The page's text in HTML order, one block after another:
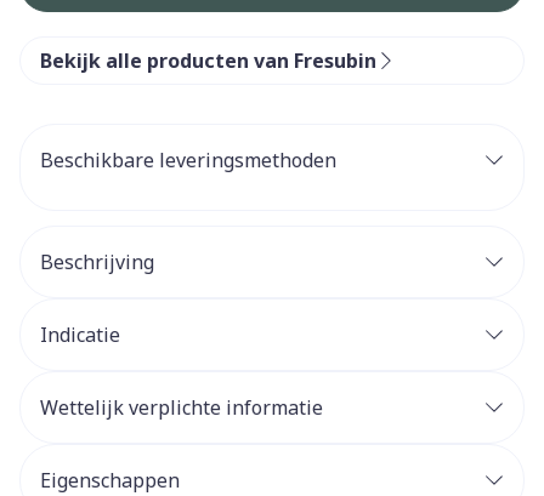
Bekijk alle producten van Fresubin
Beschikbare leveringsmethoden
Beschrijving
Indicatie
Wettelijk verplichte informatie
Eigenschappen